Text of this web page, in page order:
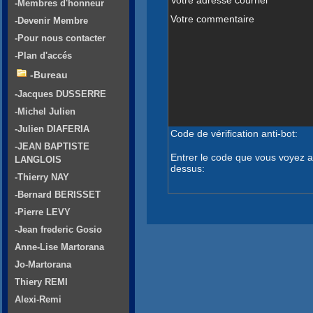
Votre commentaire
Code de vérification anti-bot:
Entrer le code que vous voyez
dessus:
-Membres d'honneur
-Devenir Membre
-Pour nous contacter
-Plan d'accés
-Bureau
-Jacques DUSSERRE
-Michel Julien
-Julien DIAFERIA
-JEAN BAPTISTE
LANGLOIS
-Thierry NAY
-Bernard BERISSET
-Pierre LEVY
-Jean frederic Gosio
Anne-Lise Martorana
Jo-Martorana
Thiery REMI
Alexi-Remi